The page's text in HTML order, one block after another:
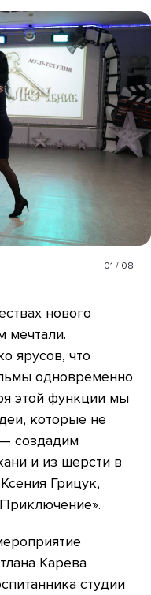
01 / 08
нового
мечтали.
ярусов, что
одновременно
этой функции мы
которые не
создадим
и из шерсти в
Грицук,
Карева
студии